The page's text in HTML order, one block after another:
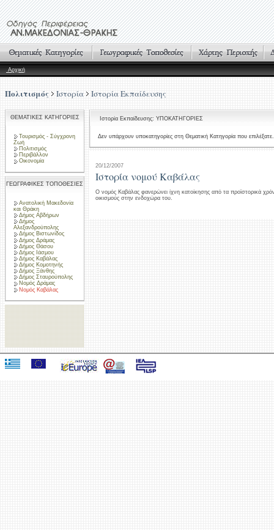
Αρχική
Πολιτισμός Ιστορία Ιστορία Εκπαίδευσης
ΘΕΜΑΤΙΚΕΣ ΚΑΤΗΓΟΡΙΕΣ
Τουρισμός - Σύγχρονη
Ζωή
Πολιτισμός
Περιβάλλον
Οικονομία
ΓΕΩΓΡΑΦΙΚΕΣ ΤΟΠΟΘΕΣΙΕΣ
Ανατολική Μακεδονία
και Θράκη
Δήμος Αβδήρων
Δήμος
Αλεξανδρούπολης
Δήμος Βιστωνίδος
Δήμος Δράμας
Δήμος Θάσου
Δήμος Ιάσμου
Δήμος Καβάλας
Δήμος Κομοτηνής
Δήμος Ξάνθης
Δήμος Σταυρούπολης
Νομός Δράμας
Νομός Καβάλας
Ιστορία Εκπαίδευσης: ΥΠΟΚΑΤΗΓΟΡΙΕΣ
Δεν υπάρχουν υποκατηγορίες στη Θεματική Κατηγορία που επιλέξατε.
20/12/2007
Ιστορία νομού Καβάλας
Ο νομός Καβάλας φανερώνει ίχνη κατοίκησης από τα προϊστορικά
οικισμούς στην ενδοχώρα του.